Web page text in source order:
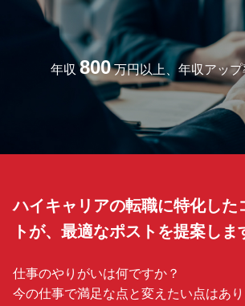
年収 800 万円以上、年収アップ
ハイキャリアの転職に特化した
トが、最適なポストを提案しま
仕事のやりがいは何ですか？
今の仕事で満足な点と変えたい点はあり